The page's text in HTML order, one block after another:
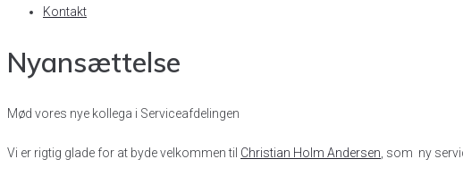
Kontakt
Nyansættelse
Mød vores nye kollega i Serviceafdelingen
Vi er rigtig glade for at byde velkommen til Christian Holm Andersen , som ny